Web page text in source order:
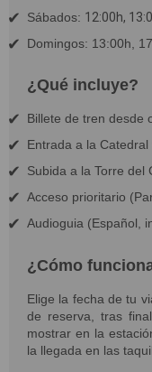
Sábados: 12:00h,
Domingos: 13:00h,
¿Qué incluye?
Billete de tren desde
Entrada a la Catedral
Subida a la Torre del
Acceso prioritario
Audioguia (Español,
¿Cómo
Elige la fecha de tu
de reserva, tras
mostrar en la
la llegada en las